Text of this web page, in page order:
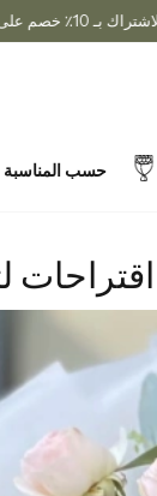
حسب المناسبة